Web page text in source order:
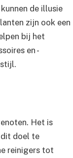
de illusie
zijn ook een
bij het
en -
Het is
dit doel te
reinigers tot